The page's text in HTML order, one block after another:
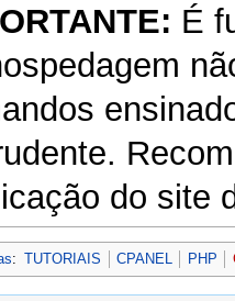
É
do site
: TUTORIAIS CPANEL PHP